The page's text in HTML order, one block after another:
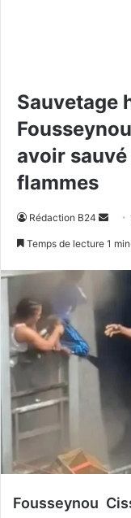
Sauvetage
avoir
flammes
Rédaction B24
r
r
e
Temps de lecture 1
Fousseynou